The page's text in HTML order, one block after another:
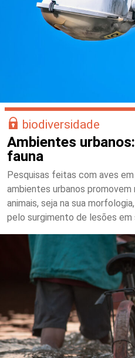
biodiversidade
Ambientes
fauna
Pesquisas feitas com aves
ambientes urbanos
animais, seja na sua
pelo surgimento de lesões em